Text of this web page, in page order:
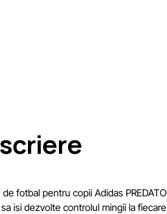
fotbal pentru copii Adidas
isi dezvolte controlul mingii la